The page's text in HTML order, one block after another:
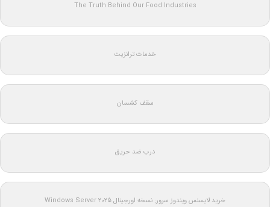
The Truth Behind Our Food Industries
خدمات ترانزیت
سقف کشسان
درب ضد حریق
خرید لایسنس ویندوز سرور: نسخه اورجینال Windows Server 2025